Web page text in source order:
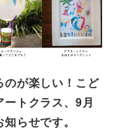
のが楽しい！こど
ートクラス、9月
らせです。